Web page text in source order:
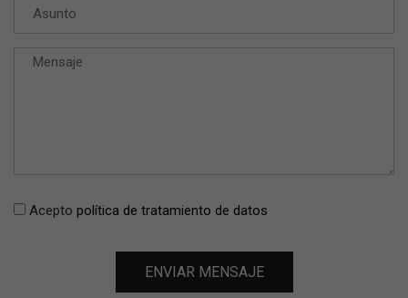
Acepto política de tratamiento de datos
ENVIAR MENSAJE